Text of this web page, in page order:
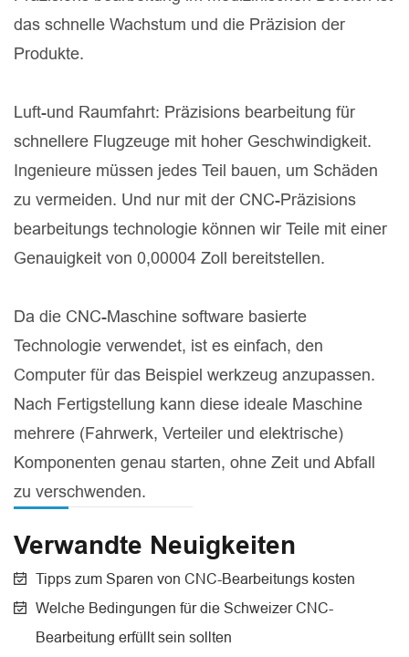
das schnelle Wachstum und die Präzision der
Produkte.
Luft-und Raumfahrt: Präzisions bearbeitung für
schnellere Flugzeuge mit hoher Geschwindigkeit.
Ingenieure müssen jedes Teil bauen, um Schäden
zu vermeiden. Und nur mit der CNC-Präzisions
bearbeitungs technologie können wir Teile mit einer
Genauigkeit von 0,00004 Zoll bereitstellen.
Da die CNC-Maschine software basierte
Technologie verwendet, ist es einfach, den
Computer für das Beispiel werkzeug anzupassen.
Nach Fertigstellung kann diese ideale Maschine
mehrere (Fahrwerk, Verteiler und elektrische)
Komponenten genau starten, ohne Zeit und Abfall
zu verschwenden.
Verwandte Neuigkeiten
Tipps zum Sparen von CNC-Bearbeitungs kosten
Welche Bedingungen für die Schweizer CNC-
Bearbeitung erfüllt sein sollten